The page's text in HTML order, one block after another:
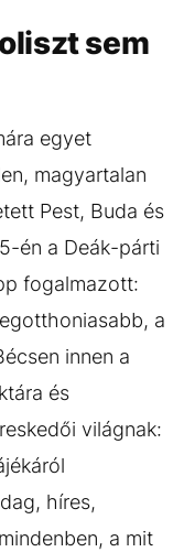
sem
egyet
magyartalan
Pest, Buda és
én a Deák-párti
fogalmazott:
a
innen a
és
világnak:
híres,
a mit